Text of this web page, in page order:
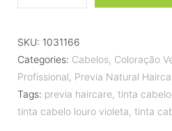
SKU: 1031166
Categories: Cabelos, Coloração
Profissional, Previa Natural
Tags: previa haircare, tinta cabelo
tinta cabelo louro violeta, tinta